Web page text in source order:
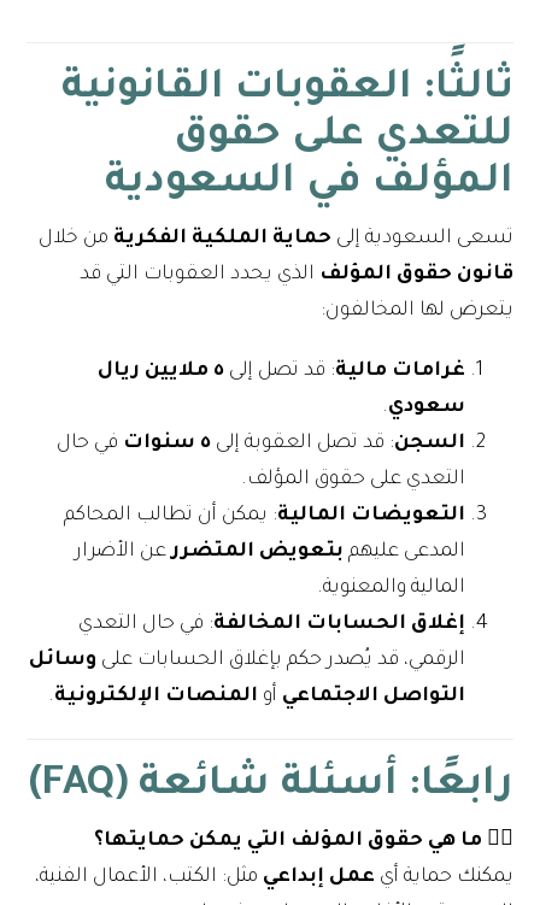
ثالثًا: العقوبات القانونية
للتعدي على حقوق
المؤلف في السعودية
تسعى السعودية إلى حماية الملكية الفكرية من خلال
قانون حقوق المؤلف الذي يحدد العقوبات التي قد
يتعرض لها المخالفون:
غرامات مالية: قد تصل إلى
٥ ملايين ريال
سعودي.
السجن: قد تصل العقوبة إلى٥ سنوات
في حال
التعدي على حقوق المؤلف.
التعويضات المالية: يمكن أن تطالب المحاكم
المدعى عليهم بتعويض المتضررعن الأضرار
المالية والمعنوية.
إغلاق الحسابات المخالفة: في حال التعدي
الرقمي، قد يُصدر حكم بإغلاق الحسابات على وسائل
التواصل الاجتماعي أو المنصات الإلكترونية.
رابعًا: أسئلة شائعة (FAQ)
١️⃣ ما هي حقوق المؤلف التي يمكن حمايتها؟
يمكنك حماية أي عمل إبداعي مثل: الكتب، الأعمال الفنية،